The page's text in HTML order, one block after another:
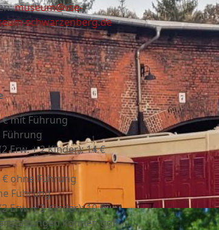
museum@vse-
schwarzenberg.de
€ mit Führung
Erw. + 2 Kinder): 14 €
ohne Führung
Führung
Erw. + 2 Kinder): 10 €
können ggf.